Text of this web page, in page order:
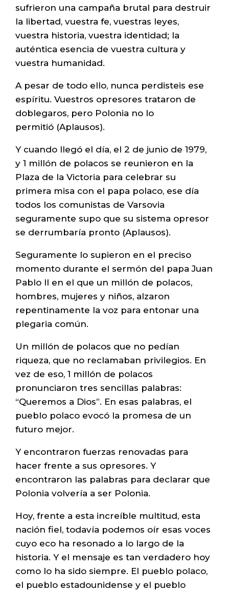
sufrieron una campaña brutal para destruir
la libertad, vuestra fe, vuestras leyes,
vuestra historia, vuestra identidad; la
auténtica esencia de vuestra cultura y
vuestra humanidad.
A pesar de todo ello, nunca perdisteis ese
espíritu. Vuestros opresores trataron de
doblegaros, pero Polonia no lo
permitió (Aplausos).
Y cuando llegó el día, el 2 de junio de 1979,
y 1 millón de polacos se reunieron en la
Plaza de la Victoria para celebrar su
primera misa con el papa polaco, ese día
todos los comunistas de Varsovia
seguramente supo que su sistema opresor
se derrumbaría pronto (Aplausos).
Seguramente lo supieron en el preciso
momento durante el sermón del papa Juan
Pablo II en el que un millón de polacos,
hombres, mujeres y niños, alzaron
repentinamente la voz para entonar una
plegaria común.
Un millón de polacos que no pedían
riqueza, que no reclamaban privilegios. En
vez de eso, 1 millón de polacos
pronunciaron tres sencillas palabras:
“Queremos a Dios”. En esas palabras, el
pueblo polaco evocó la promesa de un
futuro mejor.
Y encontraron fuerzas renovadas para
hacer frente a sus opresores. Y
encontraron las palabras para declarar que
Polonia volvería a ser Polonia.
Hoy, frente a esta increíble multitud, esta
nación fiel, todavía podemos oír esas voces
cuyo eco ha resonado a lo largo de la
historia. Y el mensaje es tan verdadero hoy
como lo ha sido siempre. El pueblo polaco,
el pueblo estadounidense y el pueblo